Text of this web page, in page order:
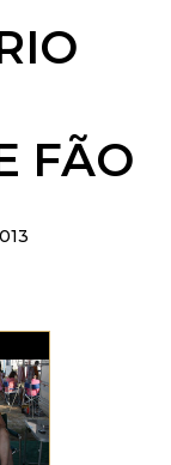
FÃO